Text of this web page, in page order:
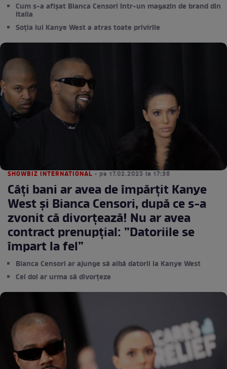
Cum s-a afișat Bianca Censori într-un magazin de brand din
Italia
Soția lui Kanye West a atras toate privirile
SHOWBIZ INTERNATIONAL • pe 17.02.2025 la 17:36
Câți bani ar avea de împărțit Kanye
West și Bianca Censori, după ce s-a
zvonit că divorțează! Nu ar avea
contract prenupțial: ”Datoriile se
împart la fel”
Bianca Censori ar ajunge să aibă datorii la Kanye West
Cei doi ar urma să divorțeze